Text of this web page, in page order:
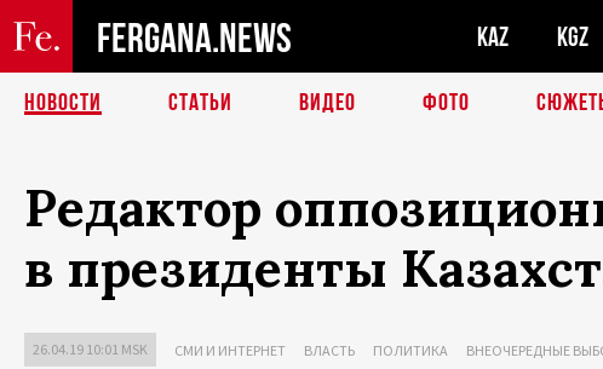
FERGANA.NEWS KAZ KGZ
НОВОСТИ СТАТЬИ ВИДЕО ФОТО
Редактор
в президенты
26.04.19 10:01 MSK СМИ И ИНТЕРНЕТ ВЛАСТЬ ПОЛИТИКА ВНЕОЧЕРЕДНЫЕ